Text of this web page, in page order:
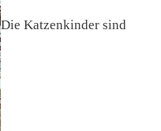
Die Katzenkinder sind